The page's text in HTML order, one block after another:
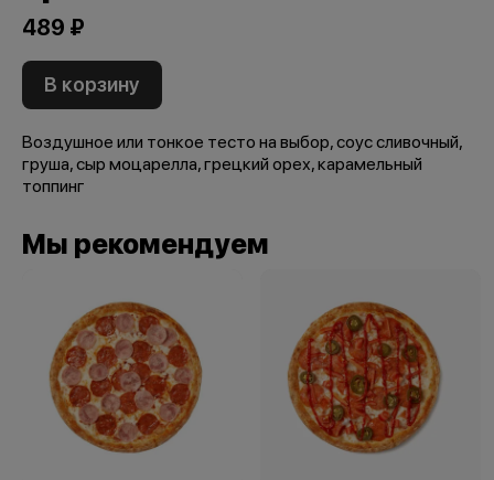
489 ₽
В корзину
Воздушное или тонкое тесто на выбор, соус сливочный,
груша, сыр моцарелла, грецкий орех, карамельный
топпинг
Мы рекомендуем